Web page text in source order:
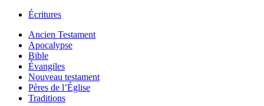
Écritures
Ancien Testament
Apocalypse
Bible
Évangiles
Nouveau testament
Pères de l’Église
Traditions